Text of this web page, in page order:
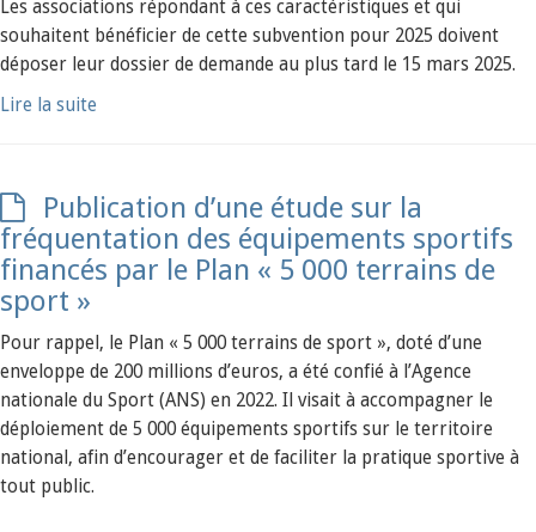
Les associations répondant à ces caractéristiques et qui
souhaitent bénéficier de cette subvention pour 2025 doivent
déposer leur dossier de demande au plus tard le 15 mars 2025.
Lire la suite
Publication d’une étude sur la
fréquentation des équipements sportifs
financés par le Plan « 5 000 terrains de
sport »
Pour rappel, le Plan « 5 000 terrains de sport », doté d’une
enveloppe de 200 millions d’euros, a été confié à l’Agence
nationale du Sport (ANS) en 2022. Il visait à accompagner le
déploiement de 5 000 équipements sportifs sur le territoire
national, afin d’encourager et de faciliter la pratique sportive à
tout public.